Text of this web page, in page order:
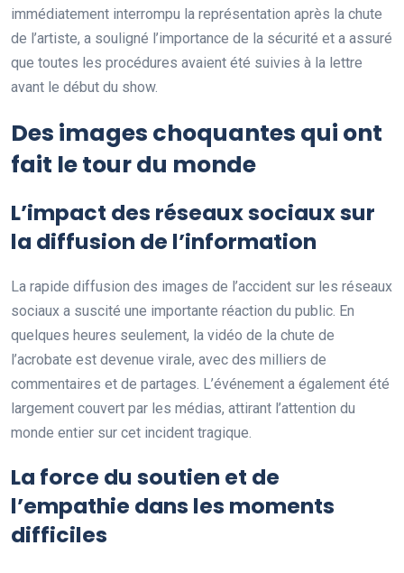
immédiatement interrompu la représentation après la chute
de l’artiste, a souligné l’importance de la sécurité et a assuré
que toutes les procédures avaient été suivies à la lettre
avant le début du show.
Des images choquantes qui ont
fait le tour du monde
L’impact des réseaux sociaux sur
la diffusion de l’information
La rapide diffusion des images de l’accident sur les réseaux
sociaux a suscité une importante réaction du public. En
quelques heures seulement, la vidéo de la chute de
l’acrobate est devenue virale, avec des milliers de
commentaires et de partages. L’événement a également été
largement couvert par les médias, attirant l’attention du
monde entier sur cet incident tragique.
La force du soutien et de
l’empathie dans les moments
difficiles